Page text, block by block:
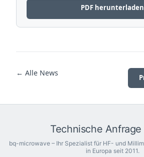
PDF herunterladen
← Alle News
Technische
bq-microwave – Ihr Spezialist für HF- und
in Europa seit 2011.